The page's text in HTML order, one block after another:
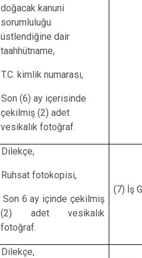
doğacak kanuni
sorumluluğu
üstlendiğine dair
taahhütname,
T.C. kimlik numarası,
Son (6) ay içerisinde
çekilmiş (2) adet
vesikalık fotoğraf.
Dilekçe,
Ruhsat fotokopisi,
Son 6 ay içinde çekilmiş
(2) adet vesikalık
fotoğraf.
(7) İş
Dilekçe,